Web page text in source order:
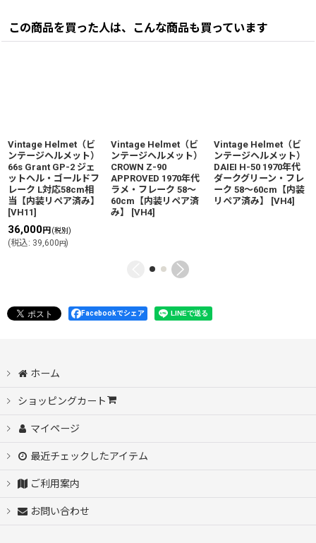
この商品を買った人は、こんな商品も買っています
Vintage Helmet（ビ
ンテージヘルメット）
66s Grant GP-2 ジェ
ットヘル・ゴールドフ
レーク L対応58cm相
当【内装リペア済み】
[VH11]
36,000円 (税別)
(税込: 39,600円)
Vintage Helmet（ビ
ンテージヘルメット）
CROWN Z-90
APPROVED 1970年代
ラメ・フレーク 58〜
60cm【内装リペア済
み】
[VH4]
Vintage Helmet（ビ
ンテージヘルメット）
DAIEI H-50 1970年代
ダークグリーン・フレ
ーク 58〜60cm【内装
リペア済み】
[VH4]
Facebookでシェア
ホーム
ショッピングカート
マイページ
最近チェックしたアイテム
ご利用案内
お問い合わせ